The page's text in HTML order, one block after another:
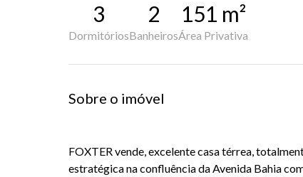
3
Dormitórios
2
Banheiros
151 m²
Área Privativa
Sobre o imóvel
FOXTER vende, excelente casa térrea,
estratégica na confluência da Avenida Bahia